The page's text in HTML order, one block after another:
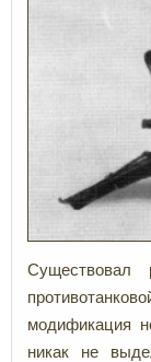
Существовал
модификация
никак не